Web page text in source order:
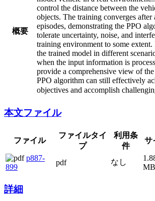
概要
control the distance between the
objects. The training converges
episodes, demonstrating the PPO
tolerate uncertainty, noise, and
training environment to some extent.
the trained model in different
when the input information is
provide a comprehensive view of
PPO algorithm can still effectively
objectives and accomplish
本文ファイル
ファイル ファイルタイプ 利用条件 サイ
詳細
PISSN